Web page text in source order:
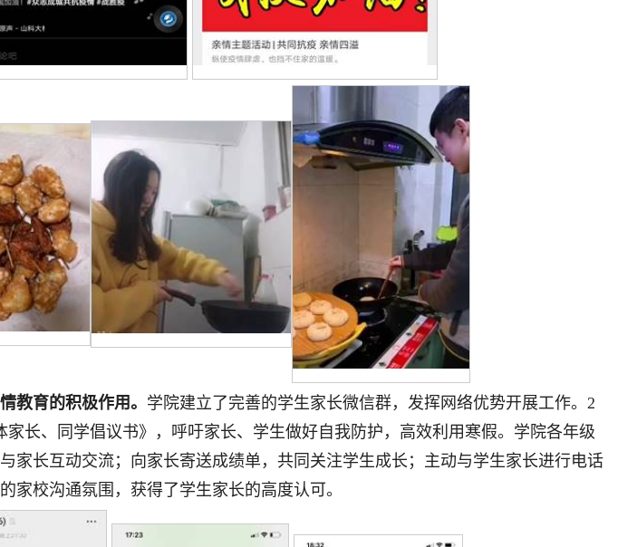
教育的积极作用。 学院建立了完善的学生家长微信群，发挥网络优势开展工作。2
家长、同学倡议书》，呼吁家长、学生做好自我防护，高效利用寒假。学院各年级
家长互动交流；向家长寄送成绩单，共同关注学生成长；主动与学生家长进行电话
家校沟通氛围，获得了学生家长的高度认可。